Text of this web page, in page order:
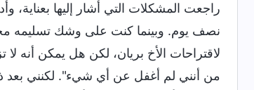
راجعت المشكلات التي أشار إليها
نصف يوم. وبينما كنت على وشك تسليمه
لاقتراحات الأخ بريان، لكن هل يمكن أنه
من أنني لم أغفل عن أي شيء". لكنني بعد